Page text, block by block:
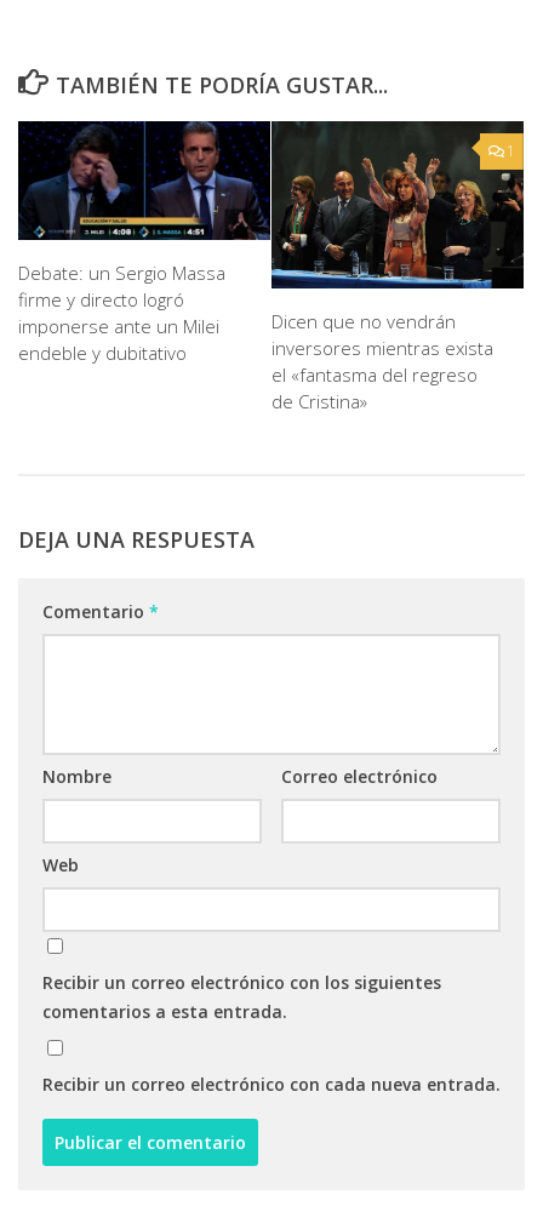
TAMBIÉN TE PODRÍA GUSTAR...
Debate: un Sergio Massa
firme y directo logró
imponerse ante un Milei
endeble y dubitativo
1
Dicen que no vendrán
inversores mientras exista
el «fantasma del regreso
de Cristina»
DEJA UNA RESPUESTA
Comentario *
Nombre Correo electrónico
Web
Recibir un correo electrónico con los siguientes
comentarios a esta entrada.
Recibir un correo electrónico con cada nueva entrada.